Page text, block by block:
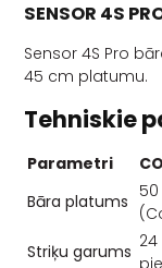
SENSOR 4S
Sensor 4S Pro
45 cm platumu.
Tehniskie
Parametri
Bāra platums
Striķu garums